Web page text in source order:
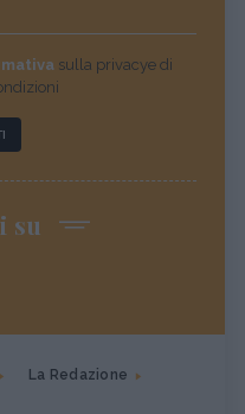
sulla privacye di
su
La Redazione